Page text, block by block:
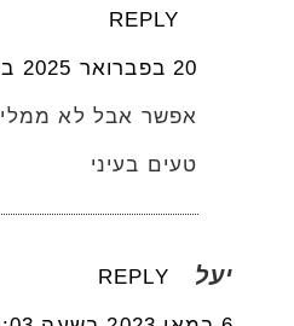
REPLY
20 בפברואר 2025 בשעה 7:21
אפשר אבל לא
טעים בעיני
יעל REPLY